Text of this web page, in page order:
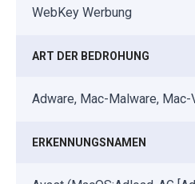
WebKey Werbung
ART DER BEDROHUNG
Adware, Mac-Malware, Mac-
ERKENNUNGSNAMEN